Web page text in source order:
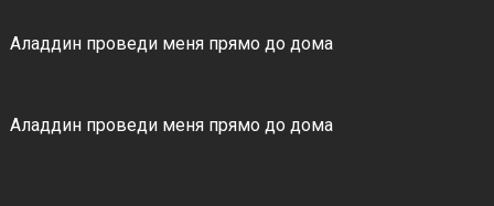
Аладдин проведи меня прямо до дома
Аладдин проведи меня прямо до дома